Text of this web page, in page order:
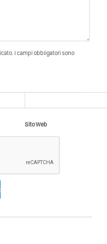
I campi obbligatori sono
Sito Web